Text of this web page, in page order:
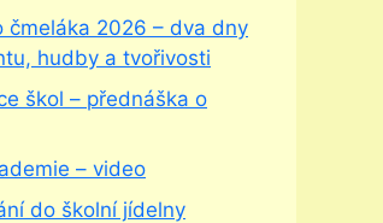
čmeláka 2026 – dva dny
hudby a tvořivosti
škol – přednáška o
– video
do školní jídelny